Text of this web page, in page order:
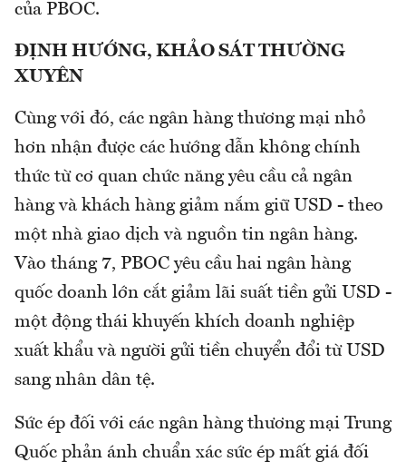
của PBOC.
ĐỊNH HƯỚNG, KHẢO SÁT THƯỜNG
XUYÊN
Cùng với đó, các ngân hàng thương mại nhỏ
hơn nhận được các hướng dẫn không chính
thức từ cơ quan chức năng yêu cầu cả ngân
hàng và khách hàng giảm nắm giữ USD - theo
một nhà giao dịch và nguồn tin ngân hàng.
Vào tháng 7, PBOC yêu cầu hai ngân hàng
quốc doanh lớn cắt giảm lãi suất tiền gửi USD -
một động thái khuyến khích doanh nghiệp
xuất khẩu và người gửi tiền chuyển đổi từ USD
sang nhân dân tệ.
Sức ép đối với các ngân hàng thương mại Trung
Quốc phản ánh chuẩn xác sức ép mất giá đối